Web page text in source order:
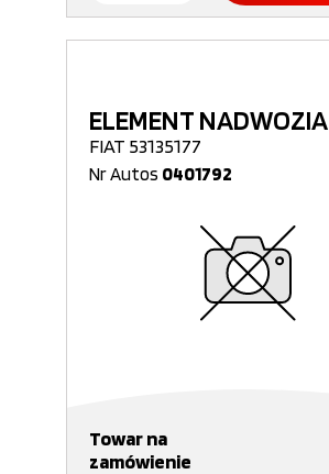
ELEMENT NADWOZIA
FIAT 53135177
Nr Autos 0401792
Towar na
zamówienie